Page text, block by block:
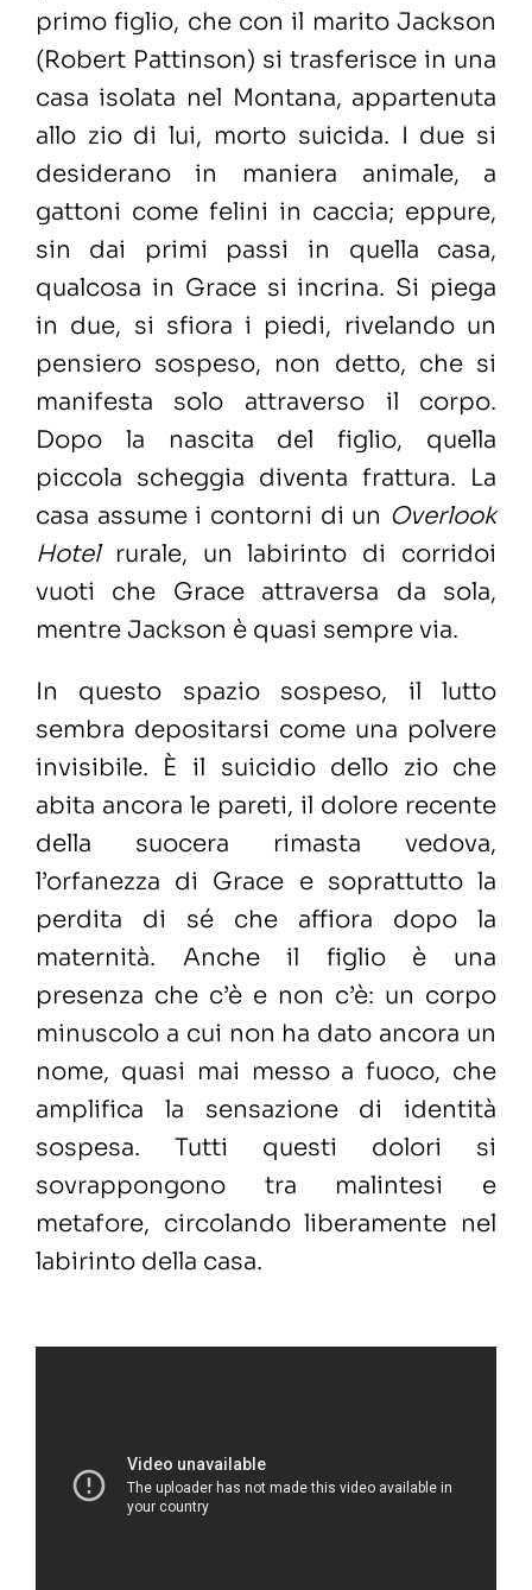
primo figlio, che con il marito Jackson
(Robert Pattinson) si trasferisce in una
casa isolata nel Montana, appartenuta
allo zio di lui, morto suicida. I due si
desiderano in maniera animale, a
gattoni come felini in caccia; eppure,
sin dai primi passi in quella casa,
qualcosa in Grace si incrina. Si piega
in due, si sfiora i piedi, rivelando un
pensiero sospeso, non detto, che si
manifesta solo attraverso il corpo.
Dopo la nascita del figlio, quella
piccola scheggia diventa frattura. La
casa assume i contorni di un Overlook
Hotelrurale, un labirinto di corridoi
vuoti che Grace attraversa da sola,
mentre Jackson è quasi sempre via.
In questo spazio sospeso, il lutto
sembra depositarsi come una polvere
invisibile. È il suicidio dello zio che
abita ancora le pareti, il dolore recente
della suocera rimasta vedova,
l’orfanezza di Grace e soprattutto la
perdita di sé che affiora dopo la
maternità. Anche il figlio è una
presenza che c’è e non c’è: un corpo
minuscolo a cui non ha dato ancora un
nome, quasi mai messo a fuoco, che
amplifica la sensazione di identità
sospesa. Tutti questi dolori si
sovrappongono tra malintesi e
metafore, circolando liberamente nel
labirinto della casa.